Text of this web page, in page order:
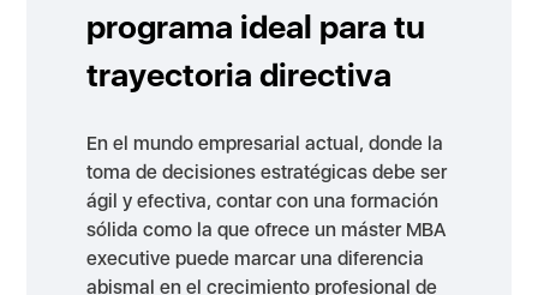
programa ideal para tu
trayectoria directiva
En el mundo empresarial actual, donde la
toma de decisiones estratégicas debe ser
ágil y efectiva, contar con una formación
sólida como la que ofrece un máster MBA
executive puede marcar una diferencia
abismal en el crecimiento profesional de